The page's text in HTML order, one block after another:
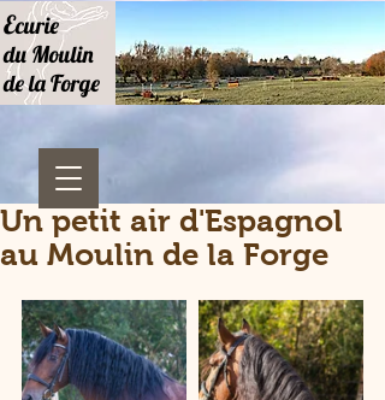
Ecurie
du Moulin
de la Forge
Un petit air d'Espagnol
au Moulin de la Forge